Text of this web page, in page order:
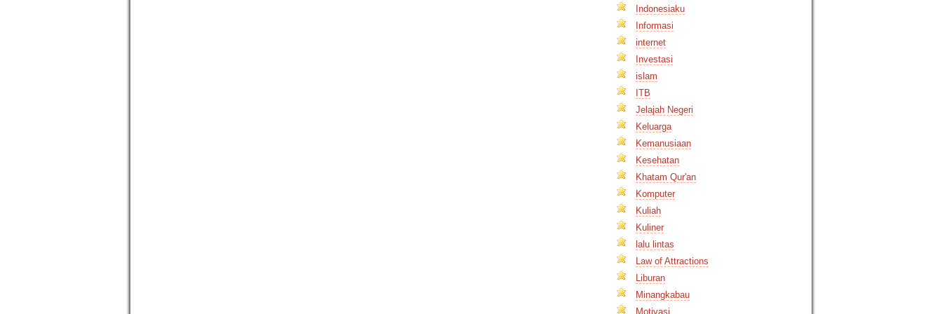
Indonesiaku
Informasi
internet
Investasi
islam
ITB
Jelajah Negeri
Keluarga
Kemanusiaan
Kesehatan
Khatam Qur'an
Komputer
Kuliah
Kuliner
lalu lintas
Law of Attractions
Liburan
Minangkabau
Motivasi